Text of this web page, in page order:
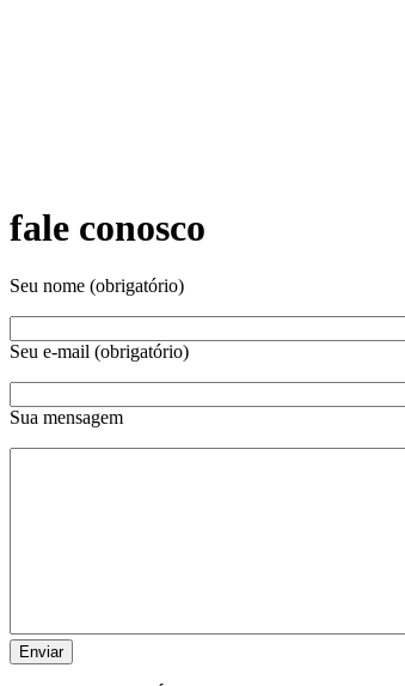
fale conosco
Seu nome (obrigatório)
Seu e-mail (obrigatório)
Sua mensagem